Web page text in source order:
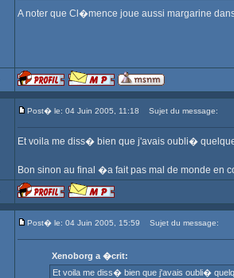
A noter que Cl�mence joue aussi margarine
Post� le: 04 Juin 2005, 11:18 Sujet du message:
Et voila me diss� bien que j'avais oubli�
Bon sinon au final �a fait pas mal de monde en
Post� le: 04 Juin 2005, 15:59 Sujet du message:
Xenoborg a �crit:
Et voila me diss� bien que j'avais oubli�